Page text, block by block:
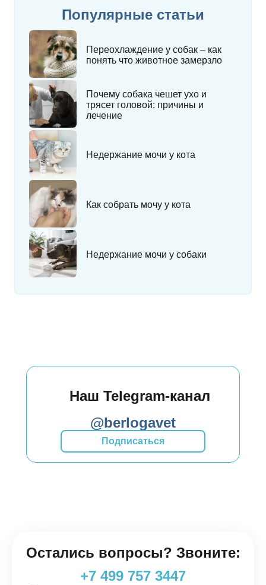
Популярные статьи
Переохлаждение у собак – как
понять что животное замерзло
Почему собака чешет ухо и
трясет головой: причины и
лечение
Недержание мочи у кота
Как собрать мочу у кота
Недержание мочи у собаки
Наш Telegram-канал
@berlogavet
Подписаться
Остались вопросы? Звоните:
+7 499 757 3447